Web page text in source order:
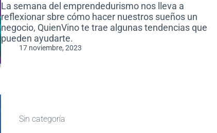
La semana del emprendedurismo nos lleva a
reflexionar sbre cómo hacer nuestros sueños un
negocio, QuienVino te trae algunas tendencias que
pueden ayudarte.
17 noviembre, 2023
Sin categoría